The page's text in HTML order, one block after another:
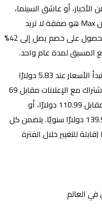
أو عاشق السينما،
فإن عرض الاشتراك لفترة محدودة من Max هو صفقة لا تريد
تفويتها. حتى 9 أبريل (غدًا!)، يمكنك الحصول على خصم يصل إلى 42%
المسبق لمدة عام واحد.
يتوفر هذا الخصم لكل فئة اشتراك، وتبدأ الأسعار عند 5.83 دولارًا
أمريكيًا شهريًا. يمكنك الحصول على اشتراك مع الإعلانات مقابل 69
دولارًا، أو اشتراكًا خاليًا من الإعلانات مقابل 110.99 دولارًا، أو
اشتراكًا نهائيًا بدون إعلانات مقابل 139.99 دولارًا سنويًا. يتضمن كل
اشتراك وظيفة إضافية لـ B/R Sports (قابلة للتغيير خلال الفترة
العالم